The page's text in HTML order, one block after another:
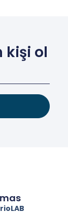
kişi ol